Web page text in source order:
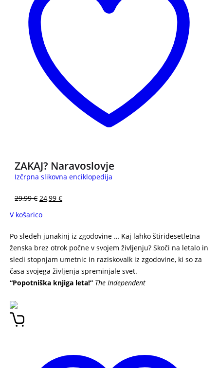
ZAKAJ? Naravoslovje
Izčrpna slikovna enciklopedija
29,99€ 24,99 €
V košarico
Po sledeh junakinj iz zgodovine … Kaj lahko štiridesetletna
ženska brez otrok počne v svojem življenju? Skoči na letalo in
sledi stopnjam umetnic in raziskovalk iz zgodovine, ki so za
časa svojega življenja spreminjale svet.
“Popotniška knjiga leta!” The Independent